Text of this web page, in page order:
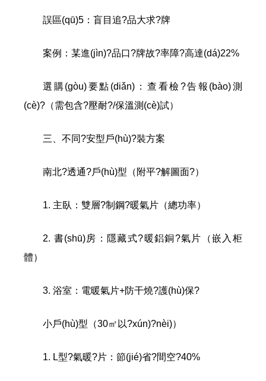
誤區(qū)5：盲目追?品大求?牌
案例：某進(jìn)?品口?牌故?率障?高達(dá)22%
選購(gòu)要點(diǎn)：查看檢?告報(bào)測
(cè)?（需包含?壓耐?/保溫測(cè)試）
三、不同?安型戶(hù)?裝方案
南北?透通?戶(hù)型（附平?解圖面?）
1. 主臥：雙層?制鋼?暖氣片（總功率）
2. 書(shū)房：隱藏式?暖鋁銅?氣片（嵌入柜
體）
3. 浴室：電暖氣片+防干燒?護(hù)保?
小戶(hù)型（30㎡以?xún)?nèi)）
1. L型?氣暖?片：節(jié)省?間空?40%